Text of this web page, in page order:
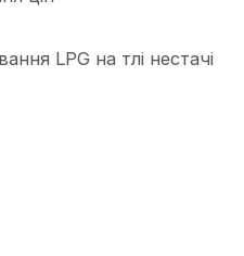
LPG на тлі нестачі